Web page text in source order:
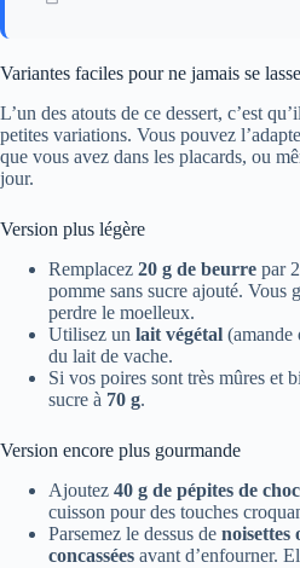
Variantes faciles pour ne jamais se
L’un des atouts de ce dessert, c’est
petites variations. Vous pouvez
que vous avez dans les placards, ou
jour.
Version plus légère
Remplacez 20 g de beurre par
pomme sans sucre ajouté. Vous
perdre le moelleux.
Utilisez un lait végétal (amande
du lait de vache.
Si vos poires sont très mûres et
sucre à 70 g.
Version encore plus gourmande
Ajoutez 40 g de pépites de
cuisson pour des touches
Parsemez le dessus de noisettes
concassées avant d’enfourner.